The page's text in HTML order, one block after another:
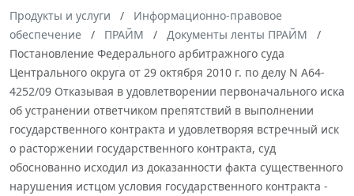
Продукты и услуги
Информационно-правовое
обеспечение
ПРАЙМ
Документы ленты ПРАЙМ
Постановление Федерального арбитражного суда
Центрального округа от 29 октября 2010 г. по делу N А64-
4252/09 Отказывая в удовлетворении первоначального иска
об устранении ответчиком препятствий в выполнении
государственного контракта и удовлетворяя встречный иск
о расторжении государственного контракта, суд
обоснованно исходил из доказанности факта существенного
нарушения истцом условия государственного контракта -